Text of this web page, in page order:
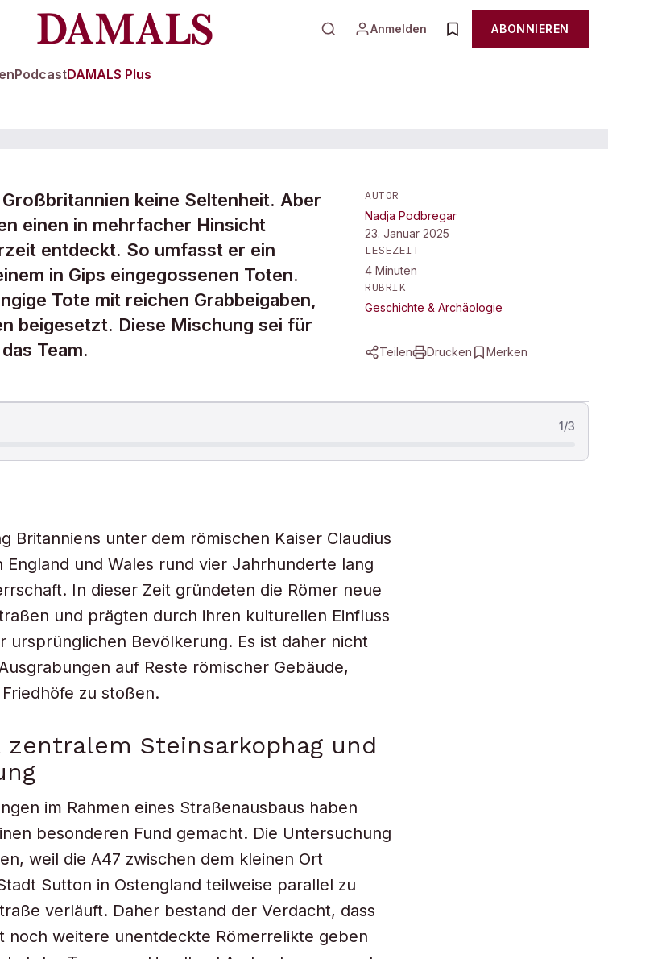
Anmelden ABONNIEREN
PodcastDAMALS Plus
der
Art
keine Seltenheit. Aber
einen in mehrfacher Hinsicht
entdeckt. So umfasst er ein
in Gips eingegossenen Toten.
Tote mit reichen Grabbeigaben,
beigesetzt. Diese Mischung sei für
Team.
AUTOR
Nadja Podbregar
23. Januar 2025
LESEZEIT
4 Minuten
RUBRIK
Geschichte & Archäologie
Teilen Drucken Merken
1/3
Britanniens unter dem römischen Kaiser Claudius
und Wales rund vier Jahrhunderte lang
In dieser Zeit gründeten die Römer neue
und prägten durch ihren kulturellen Einfluss
ursprünglichen Bevölkerung. Es ist daher nicht
auf Reste römischer Gebäude,
zu stoßen.
Steinsarkophag und
im Rahmen eines Straßenausbaus haben
besonderen Fund gemacht. Die Untersuchung
weil die A47 zwischen dem kleinen Ort
Sutton in Ostengland teilweise parallel zu
verläuft. Daher bestand der Verdacht, dass
noch weitere unentdeckte Römerrelikte geben